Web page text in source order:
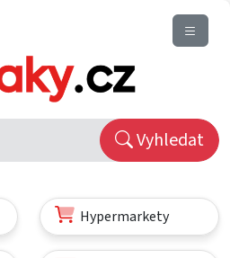
Vyhledat
Hypermarkety